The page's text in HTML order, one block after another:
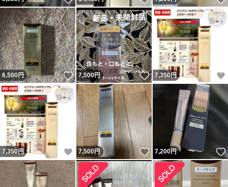
6,500円 いいね！
7,500円 いいね！
7,350円
7,350円 いいね！
7,500円 いいね！
7,200円